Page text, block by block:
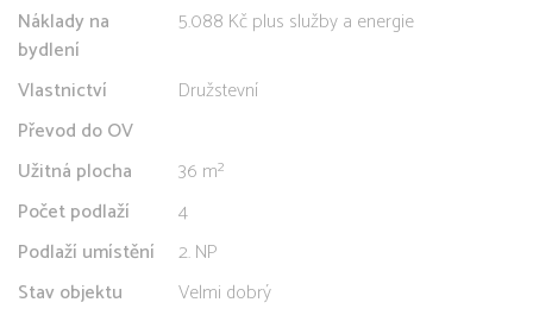
Náklady na
bydlení
5.088 Kč plus služby a energie
Vlastnictví
Družstevní
Převod do OV
Užitná plocha
36 m²
Počet podlaží
4
Podlaží umístění
2. NP
Stav objektu
Velmi dobrý